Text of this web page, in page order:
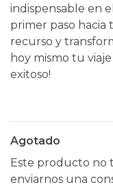
indispensable en
primer paso hacia
recurso y
hoy mismo tu
exitoso!
Agotado
Este producto no
enviarnos una